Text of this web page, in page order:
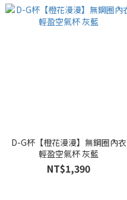
D-G杯【橙花漫漫】無鋼圈內衣
輕盈空氣杯 灰藍
NT$1,390